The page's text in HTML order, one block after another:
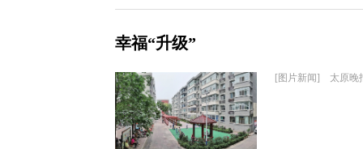
幸福“升级”
[图片新闻] 太原晚